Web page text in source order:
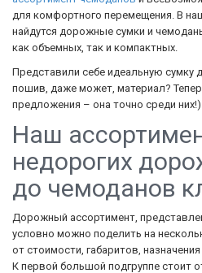
для комфортного перемещения. В
найдутся дорожные сумки и
как объемных, так и компактных.
Представили себе идеальную сумку
пошив, даже может, материал?
предложения – она точно среди них!)
Наш
недорогих
до чемоданов
Дорожный ассортимент,
условно можно поделить на
от стоимости, габаритов,
К первой большой подгруппе стоит